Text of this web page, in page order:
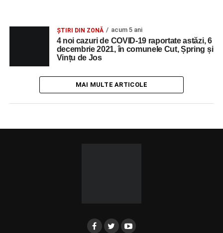
ȘTIRI DIN ZONĂ acum 5 ani
4 noi cazuri de COVID-19 raportate astăzi, 6
decembrie 2021, în comunele Cut, Șpring și
Vințu de Jos
MAI MULTE ARTICOLE